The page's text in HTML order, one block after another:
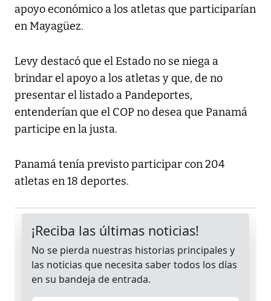
apoyo económico a los atletas que participarían
en Mayagüez.
Levy destacó que el Estado no se niega a
brindar el apoyo a los atletas y que, de no
presentar el listado a Pandeportes,
entenderían que el COP no desea que Panamá
participe en la justa.
Panamá tenía previsto participar con 204
atletas en 18 deportes.